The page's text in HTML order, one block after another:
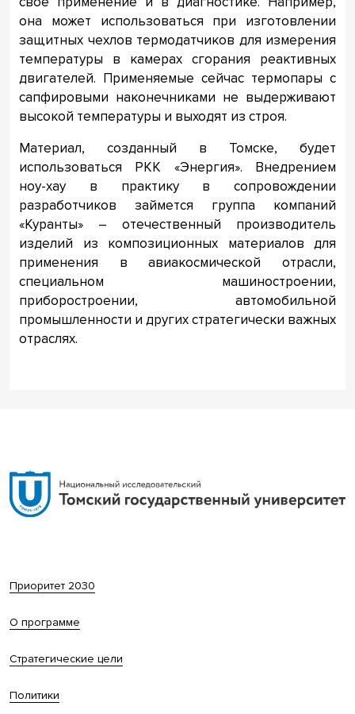
она может использоваться при изготовлении
защитных чехлов термодатчиков для измерения
температуры в камерах сгорания реактивных
двигателей. Применяемые сейчас термопары с
сапфировыми наконечниками не выдерживают
высокой температуры и выходят из строя.
Материал, созданный в Томске, будет
использоваться РКК «Энергия». Внедрением
ноу-хау в практику в сопровождении
разработчиков займется группа компаний
«Куранты» – отечественный производитель
изделий из композиционных материалов для
применения в авиакосмической отрасли,
специальном машиностроении,
приборостроении, автомобильной
промышленности и других стратегически важных
отраслях.
Приоритет 2030
О программе
Стратегические цели
Политики